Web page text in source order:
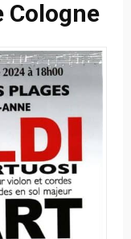
Cologne